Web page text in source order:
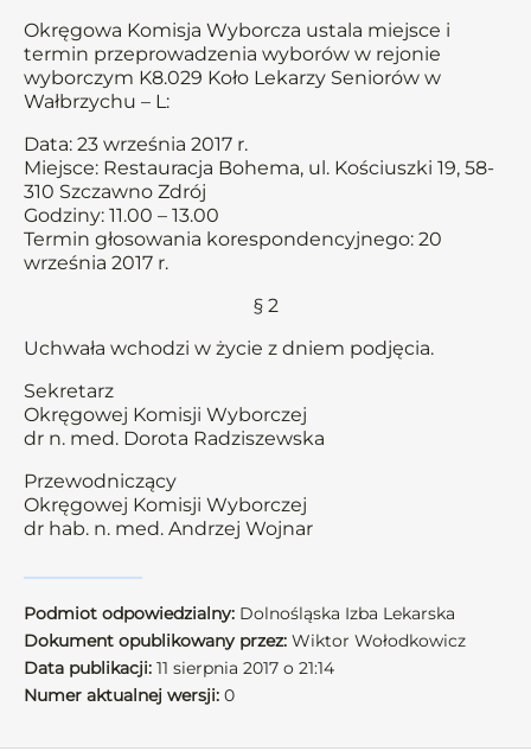
Okręgowa Komisja Wyborcza ustala miejsce i
termin przeprowadzenia wyborów w rejonie
wyborczym K8.029 Koło Lekarzy Seniorów w
Wałbrzychu – L:
Data: 23 września 2017 r.
Miejsce: Restauracja Bohema, ul. Kościuszki 19, 58-
310 Szczawno Zdrój
Godziny: 11.00 – 13.00
Termin głosowania korespondencyjnego: 20
września 2017 r.
§ 2
Uchwała wchodzi w życie z dniem podjęcia.
Sekretarz
Okręgowej Komisji Wyborczej
dr n. med. Dorota Radziszewska
Przewodniczący
Okręgowej Komisji Wyborczej
dr hab. n. med. Andrzej Wojnar
Podmiot odpowiedzialny: Dolnośląska Izba Lekarska
Dokument opublikowany przez: Wiktor Wołodkowicz
Data publikacji: 11 sierpnia 2017 o 21:14
Numer aktualnej wersji: 0